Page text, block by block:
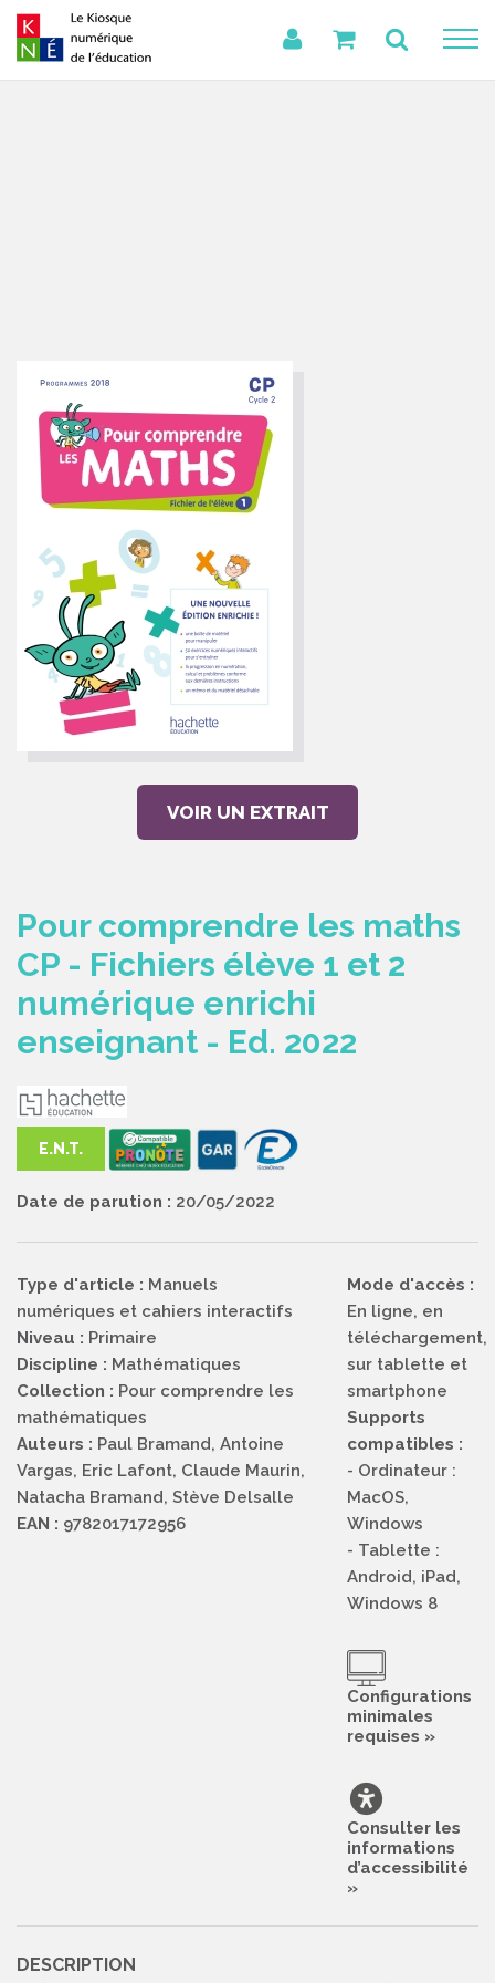
VOIR UN EXTRAIT
Pour comprendre les maths
CP - Fichiers élève 1 et 2
numérique enrichi
enseignant - Ed. 2022
E.N.T.
Date de parution : 20/05/2022
Type d'article : Manuels
numériques et cahiers interactifs
Niveau : Primaire
Discipline : Mathématiques
Collection : Pour comprendre les
mathématiques
Auteurs : Paul Bramand, Antoine
Vargas, Eric Lafont, Claude Maurin,
Natacha Bramand, Stève Delsalle
EAN : 9782017172956
Mode d'accès :
En ligne, en
téléchargement,
sur tablette et
smartphone
Supports
compatibles :
- Ordinateur :
MacOS,
Windows
- Tablette :
Android, iPad,
Windows 8
Configurations
minimales
requises »
Consulter les
informations
d’accessibilité
»
DESCRIPTION